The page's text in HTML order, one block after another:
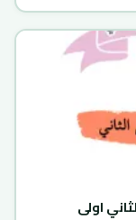
اولى